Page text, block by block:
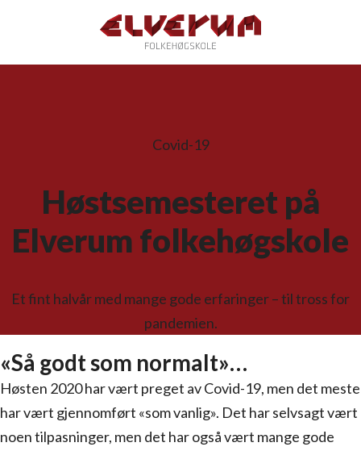
Covid-19
Høstsemesteret på
Elverum folkehøgskole
Et fint halvår med mange gode erfaringer – til tross for
pandemien.
«Så godt som normalt»…
Høsten 2020 har vært preget av Covid-19, men det meste
har vært gjennomført «som vanlig». Det har selvsagt vært
noen tilpasninger, men det har også vært mange gode